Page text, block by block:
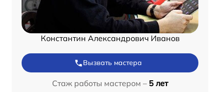
Константин Александрович Иванов
Вызвать мастера
Стаж работы мастером – 5 лет